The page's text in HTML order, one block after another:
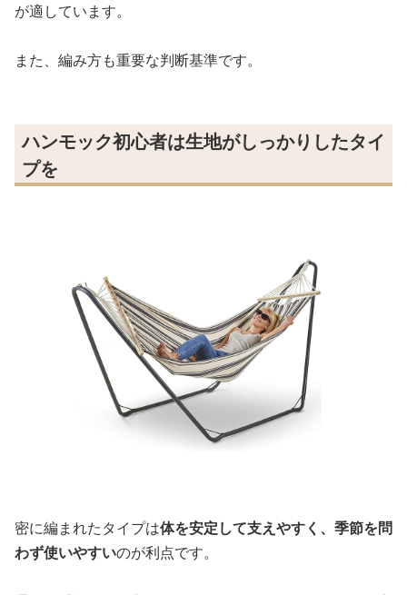
が適しています。
また、編み方も重要な判断基準です。
ハンモック初心者は生地がしっかりしたタイ
プを
密に編まれたタイプは体を安定して支えやすく、季節を問
わず使いやすいのが利点です。